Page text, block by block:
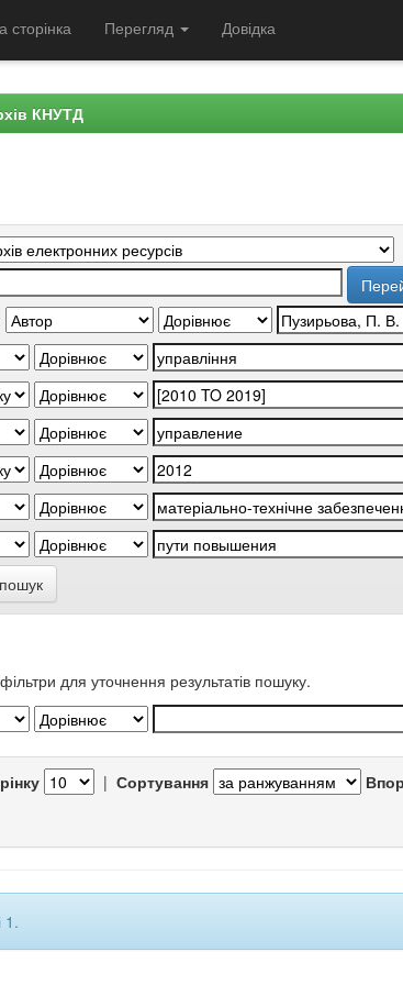
сторінка Перегляд Довідка
КНУТД
для уточнення результатів пошуку.
| Сортування
1.